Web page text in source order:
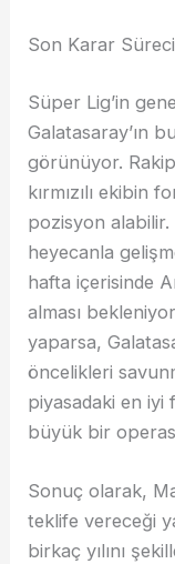
Son Karar
Süper Lig’in
Galatasaray’ın
görünüyor.
kırmızılı ekibin
pozisyon
heyecanla
hafta içerisinde
alması
yaparsa,
öncelikleri
piyasadaki en
büyük bir
Sonuç olarak,
teklife vereceği
birkaç yılını